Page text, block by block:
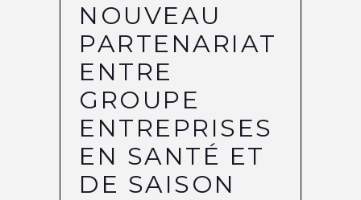
NOUVEAU
PARTENARIAT
ENTRE
GROUPE
ENTREPRISES
EN SANTÉ ET
DE SAISON